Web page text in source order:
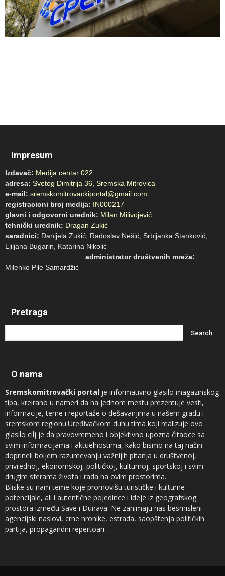
Impresum
Izdavač: Medija centar 022
adresa: Svetog Dimitrija 36, Sremska Mitrovica
e-mail: sremskomitrovackiportal@gmail.com
registracioni broj medija: IN000217
glavni i odgovorni urednik: Milan Milivojević
tehnički urednik: Dragan Zukić
saradnici: Danijela Zukić, Radoslav Nešić, Srbijanka Stanković,
Ljiljana Bugarin, Katarina Nikolić
administrator društvenih mreža:
Milenko Pile Samardžić
Pretraga
O nama
Sremskomitrovački portal je informativno glasilo magazinskog
tipa, kreirano u nameri da na jednom mestu prezentuje vesti,
informacije, teme i reportaže o dešavanjima u našem gradu i
sremskom regionu.Uređivačkom duhu tima koji realizuje ovo
glasilo cilj je da pravovremeno i objektivno upozna čitaoce sa
svim informacijama i aktuelnostima, kako bismo na taj način
doprineli boljem razumevanju važnijih pitanja u društvenoj,
privrednoj, ekonomskoj, političkoj, kulturnoj, sportskoj i svim
drugim sferama života i rada na ovim prostorima.
Bliske su nam teme koje promovišu turističke i kulturne
potencijale, ali i autentične pojedince i ideje iz geografskog
prostora između Save i Dunava. Ne zanimaju nas besmisleni
agencijski naslovi, crne hronike, estrada, saopštenja političkih
partija, propagandni repertoari…